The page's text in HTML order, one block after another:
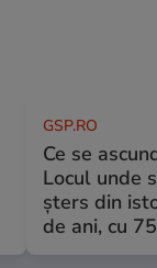
GSP.RO
Ce se
Locul unde
șters din
de ani, cu